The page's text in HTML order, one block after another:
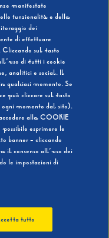
NO
manifestate
funzionalità e della
dei
di effettuare
Cliccando sul tasto
di tutti i cookie
analitici e social. Il
qualsiasi momento. Se
può cliccare sul tasto
momento dal sito).
alla COOKIE
esprimere le
banner - cliccando
consenso all’uso dei
le impostazioni di
tutto